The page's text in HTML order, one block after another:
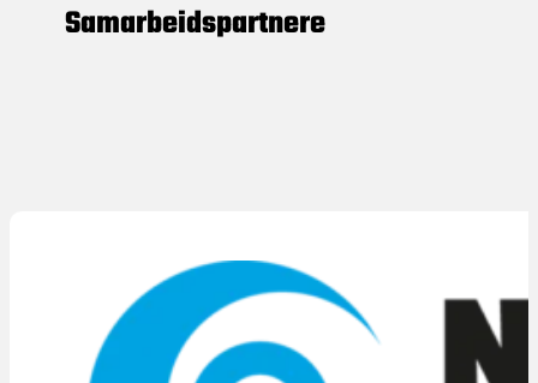
Samarbeids­partnere